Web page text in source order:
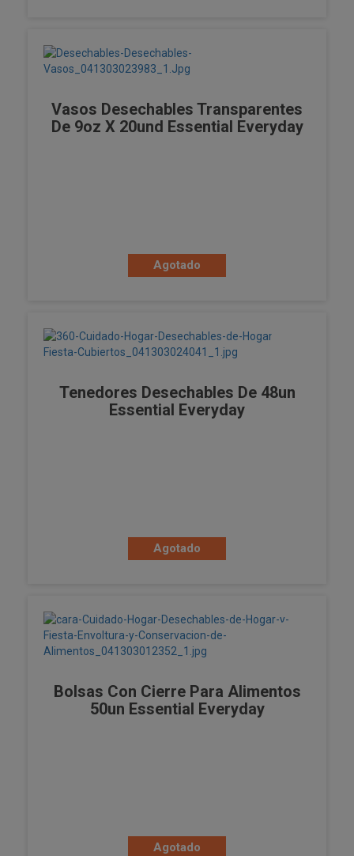
Vasos Desechables Transparentes
De 9oz X 20und Essential Everyday
Agotado
Tenedores Desechables De 48un
Essential Everyday
Agotado
Bolsas Con Cierre Para Alimentos
50un Essential Everyday
Agotado